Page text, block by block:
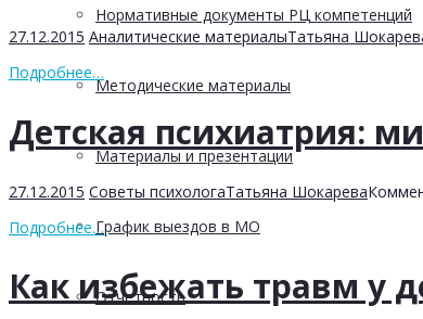
Нормативные документы РЦ компетенций
Методические материалы
Материалы и презентации
График выездов в МО
Отчетность
27.12.2015 Аналитические материалыТатьяна
Подробнее…
Детская психиатрия:
27.12.2015 Советы психологаТатьяна Шокарева
Подробнее…
Как избежать травм у